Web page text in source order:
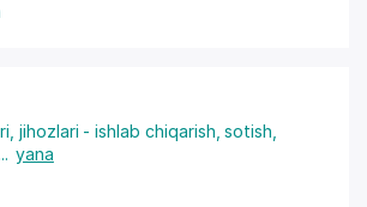
jihozlari - ishlab chiqarish, sotish
... yana